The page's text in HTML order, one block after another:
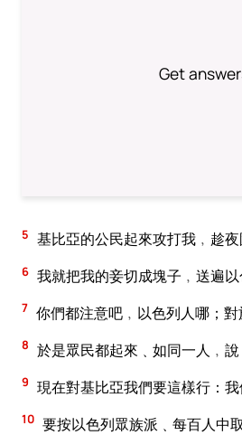
Get
5 基比亞的公民起來攻打我﹐趁
6 我就把我的妾切成塊子﹐送遍
7 你們都注意吧﹐以色列人哪；
8 於是眾民都起來﹑如同一人﹐
9 現在對基比亞我們要這樣行：我
10 要按以色列眾族派﹑每百人中